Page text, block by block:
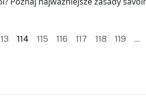
114 115 116 117 118 119 …